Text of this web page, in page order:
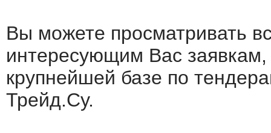
Вы можете просматривать
интересующим Вас
крупнейшей базе по
Трейд.Су.